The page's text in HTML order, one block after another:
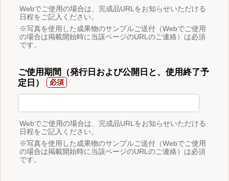
Webでご使用の場合は、完成品URLをお知らせいただける
日程をご記入ください。
※写真を使用した成果物のサンプルご送付（Webでご使用
の場合は掲載開始時に当該ページのURLのご連絡）は必須
です。
ご使用期間（発行日および公開日と、使用終了予
定日）
Webでご使用の場合は、完成品URLをお知らせいただける
日程をご記入ください。
※写真を使用した成果物のサンプルご送付（Webでご使用
の場合は掲載開始時に当該ページのURLのご連絡）は必須
です。